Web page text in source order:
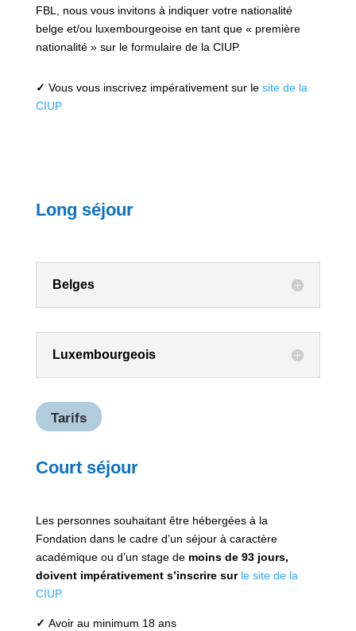
FBL, nous vous invitons à indiquer votre nationalité
belge et/ou luxembourgeoise en tant que « première
nationalité » sur le formulaire de la CIUP.
✓ Vous vous inscrivez impérativement sur le site de la
CIUP
Long séjour
Belges
Luxembourgeois
Tarifs
Court séjour
Les personnes souhaitant être hébergées à la
Fondation dans le cadre d’un séjour à caractère
académique ou d’un stage de moins de 93 jours,
doivent impérativement s’inscrire sur le site de la
CIUP.
✓ Avoir au minimum 18 ans